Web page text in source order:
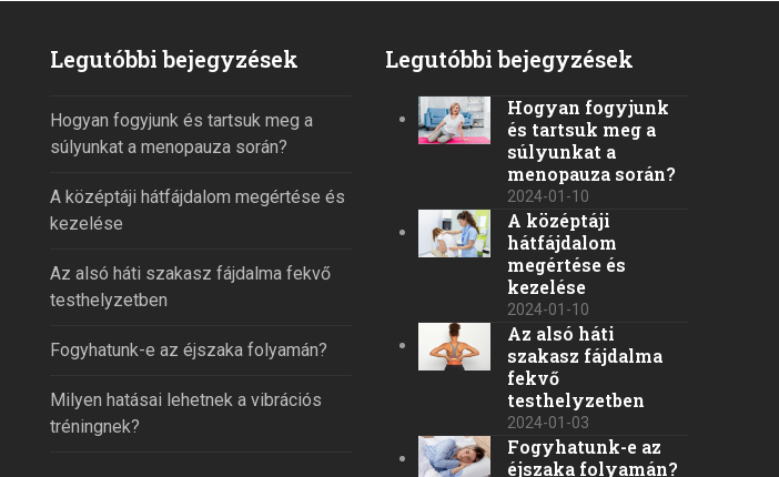
Legutóbbi bejegyzések
Hogyan fogyjunk és tartsuk meg a
súlyunkat a menopauza során?
A középtáji hátfájdalom megértése és
kezelése
Az alsó háti szakasz fájdalma fekvő
testhelyzetben
Fogyhatunk-e az éjszaka folyamán?
Milyen hatásai lehetnek a vibrációs
tréningnek?
Legutóbbi bejegyzések
Hogyan fogyjunk
és tartsuk meg a
súlyunkat a
menopauza során?
2024-01-10
A középtáji
hátfájdalom
megértése és
kezelése
2024-01-10
Az alsó háti
szakasz fájdalma
fekvő
testhelyzetben
2024-01-03
Fogyhatunk-e az
éjszaka folyamán?